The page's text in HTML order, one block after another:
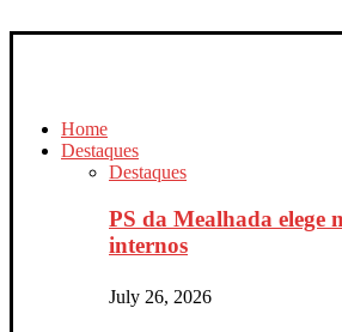
Home
Destaques
Destaques
PS da Mealhada elege
internos
July 26, 2026